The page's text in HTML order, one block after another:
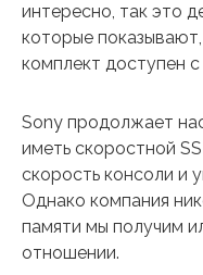
интересно, так это
которые
комплект доступен
Sony продолжает
иметь скоростной
скорость консоли и
Однако компания
памяти мы получим
отношении.